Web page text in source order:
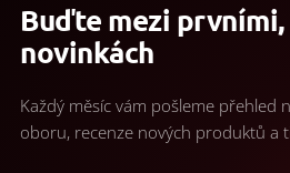
Buďte mezi
novinkách
Každý měsíc vám pošleme přehled
oboru, recenze nových produktů a